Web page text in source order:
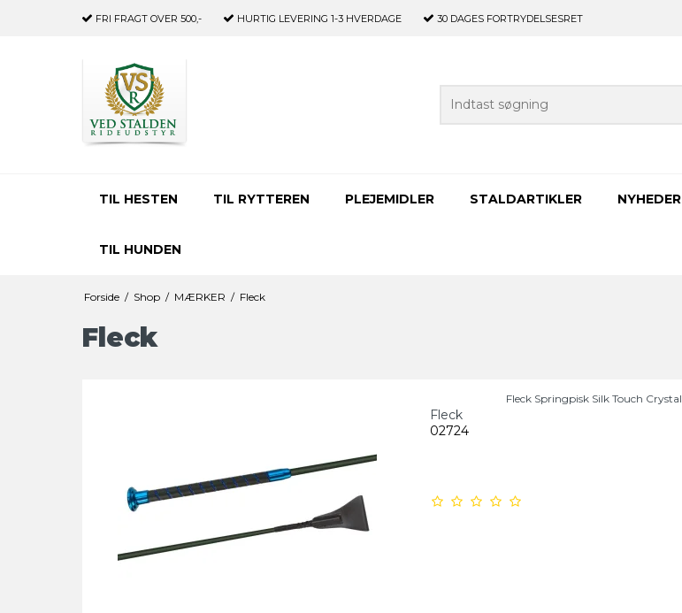
FRI FRAGT OVER 500,- HURTIG LEVERING 1-3 HVERDAGE 30 DAGES FORTRYDELSESRET
TIL HESTEN TIL RYTTEREN PLEJEMIDLER STALDARTIKLER NYHEDER
TIL HUNDEN
Forside / Shop / MÆRKER / Fleck
Fleck
Fleck Springpisk Silk Touch Crystal
Fleck
02724